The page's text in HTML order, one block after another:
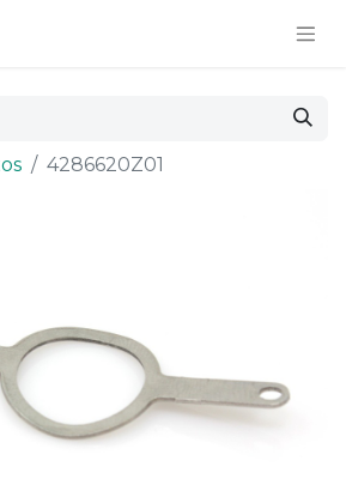
4286620Z01